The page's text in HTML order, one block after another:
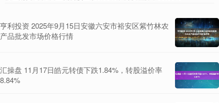
亨利投资 2025年9月15日安徽六安市裕安区紫竹林农
产品批发市场价格行情
汇操盘 11月17日皓元转债下跌1.84%，转股溢价率
8.84%